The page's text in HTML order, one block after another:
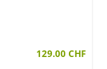
129.00 CHF